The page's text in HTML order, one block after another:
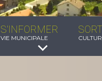
S'INFORMER
VIE MUNICIPALE